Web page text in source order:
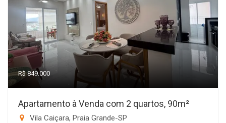
R$ 849.000
Apartamento à Venda com 2 quartos, 90m²
Vila Caiçara, Praia Grande-SP